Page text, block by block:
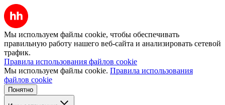
Мы используем файлы cookie, чтобы обеспечивать
правильную работу нашего веб-сайта и анализировать сетевой
трафик.
Правила использования файлов cookie
Мы используем файлы cookie. Правила использования
файлов cookie
Понятно